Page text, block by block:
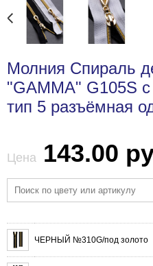
Молния Спираль
"GAMMA" G105S
тип 5 разъёмная
Цена 143.00
ЧЕРНЫЙ №310G/под золото